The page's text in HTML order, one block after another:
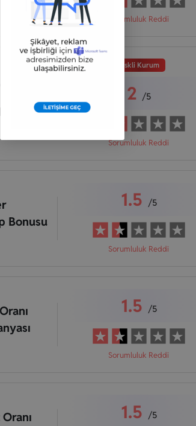
Sorumluluk Reddi
Riskli Kurum
2 /5
Sorumluluk Reddi
Bonusu
1.5 /5
Sorumluluk Reddi
1.5 /5
Sorumluluk Reddi
1.5 /5